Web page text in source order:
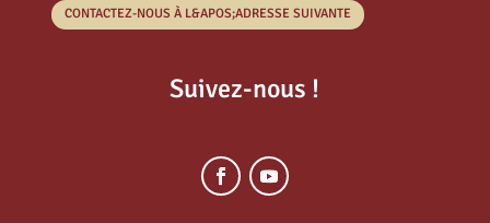
CONTACTEZ-NOUS À L&APOS;ADRESSE SUIVANTE
Suivez-nous !